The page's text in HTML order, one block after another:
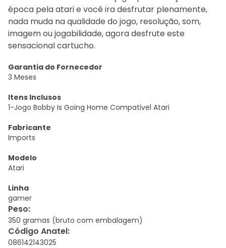
época pela atari e você ira desfrutar plenamente,
nada muda na qualidade do jogo, resolução, som,
imagem ou jogabilidade, agora desfrute este
sensacional cartucho.
Garantia do Fornecedor
3 Meses
Itens Inclusos
1-Jogo Bobby Is Going Home Compativel Atari
Fabricante
Imports
Modelo
Atari
Linha
gamer
Peso:
350 gramas (bruto com embalagem)
Código Anatel:
086142143025